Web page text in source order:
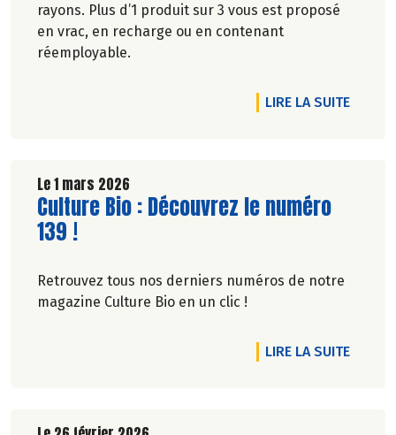
rayons. Plus d’1 produit sur 3 vous est proposé
en vrac, en recharge ou en contenant
réemployable.
LIRE LA SUITEDE
Le 1 mars 2026
Lire la suite de l'article
Culture Bio : Découvrez le numéro
139 !
Retrouvez tous nos derniers numéros de notre
magazine Culture Bio en un clic !
LIRE LA SUITEDE